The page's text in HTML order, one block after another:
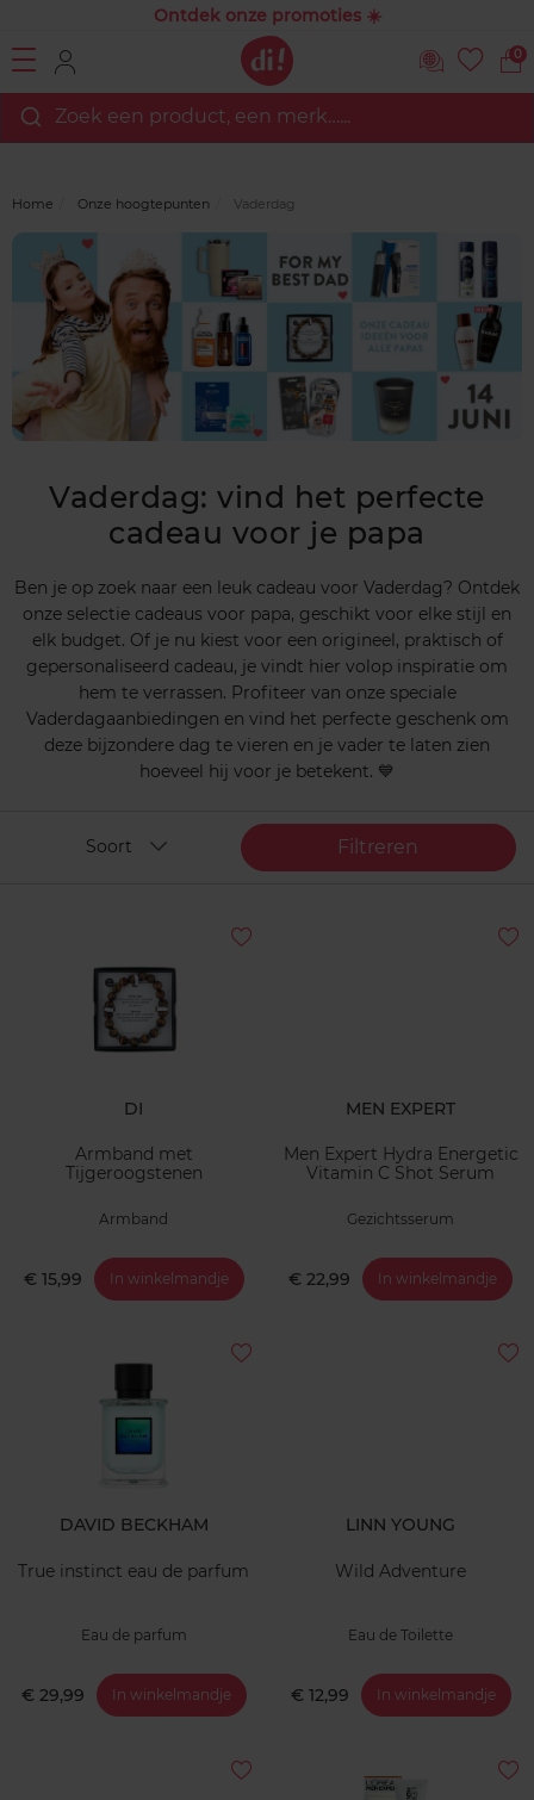
Ontdek onze promoties ☀️
0
Zoek een product, een merk…...
Home Onze hoogtepunten Vaderdag
Vaderdag: vind het perfecte
cadeau voor je papa
Ben je op zoek naar een leuk cadeau voor Vaderdag? Ontdek
onze selectie cadeaus voor papa, geschikt voor elke stijl en
elk budget. Of je nu kiest voor een origineel, praktisch of
gepersonaliseerd cadeau, je vindt hier volop inspiratie om
hem te verrassen. Profiteer van onze speciale
Vaderdagaanbiedingen en vind het perfecte geschenk om
deze bijzondere dag te vieren en je vader te laten zien
hoeveel hij voor je betekent. 💙
Filtreren
Soort
DI
Armband met
Tijgeroogstenen
Armband
€ 15,99 In winkelmandje
MEN EXPERT
Men Expert Hydra Energetic
Vitamin C Shot Serum
Gezichtsserum
€ 22,99 In winkelmandje
DAVID BECKHAM
True instinct eau de parfum
Eau de parfum
€ 29,99 In winkelmandje
LINN YOUNG
Wild Adventure
Eau de Toilette
€ 12,99 In winkelmandje